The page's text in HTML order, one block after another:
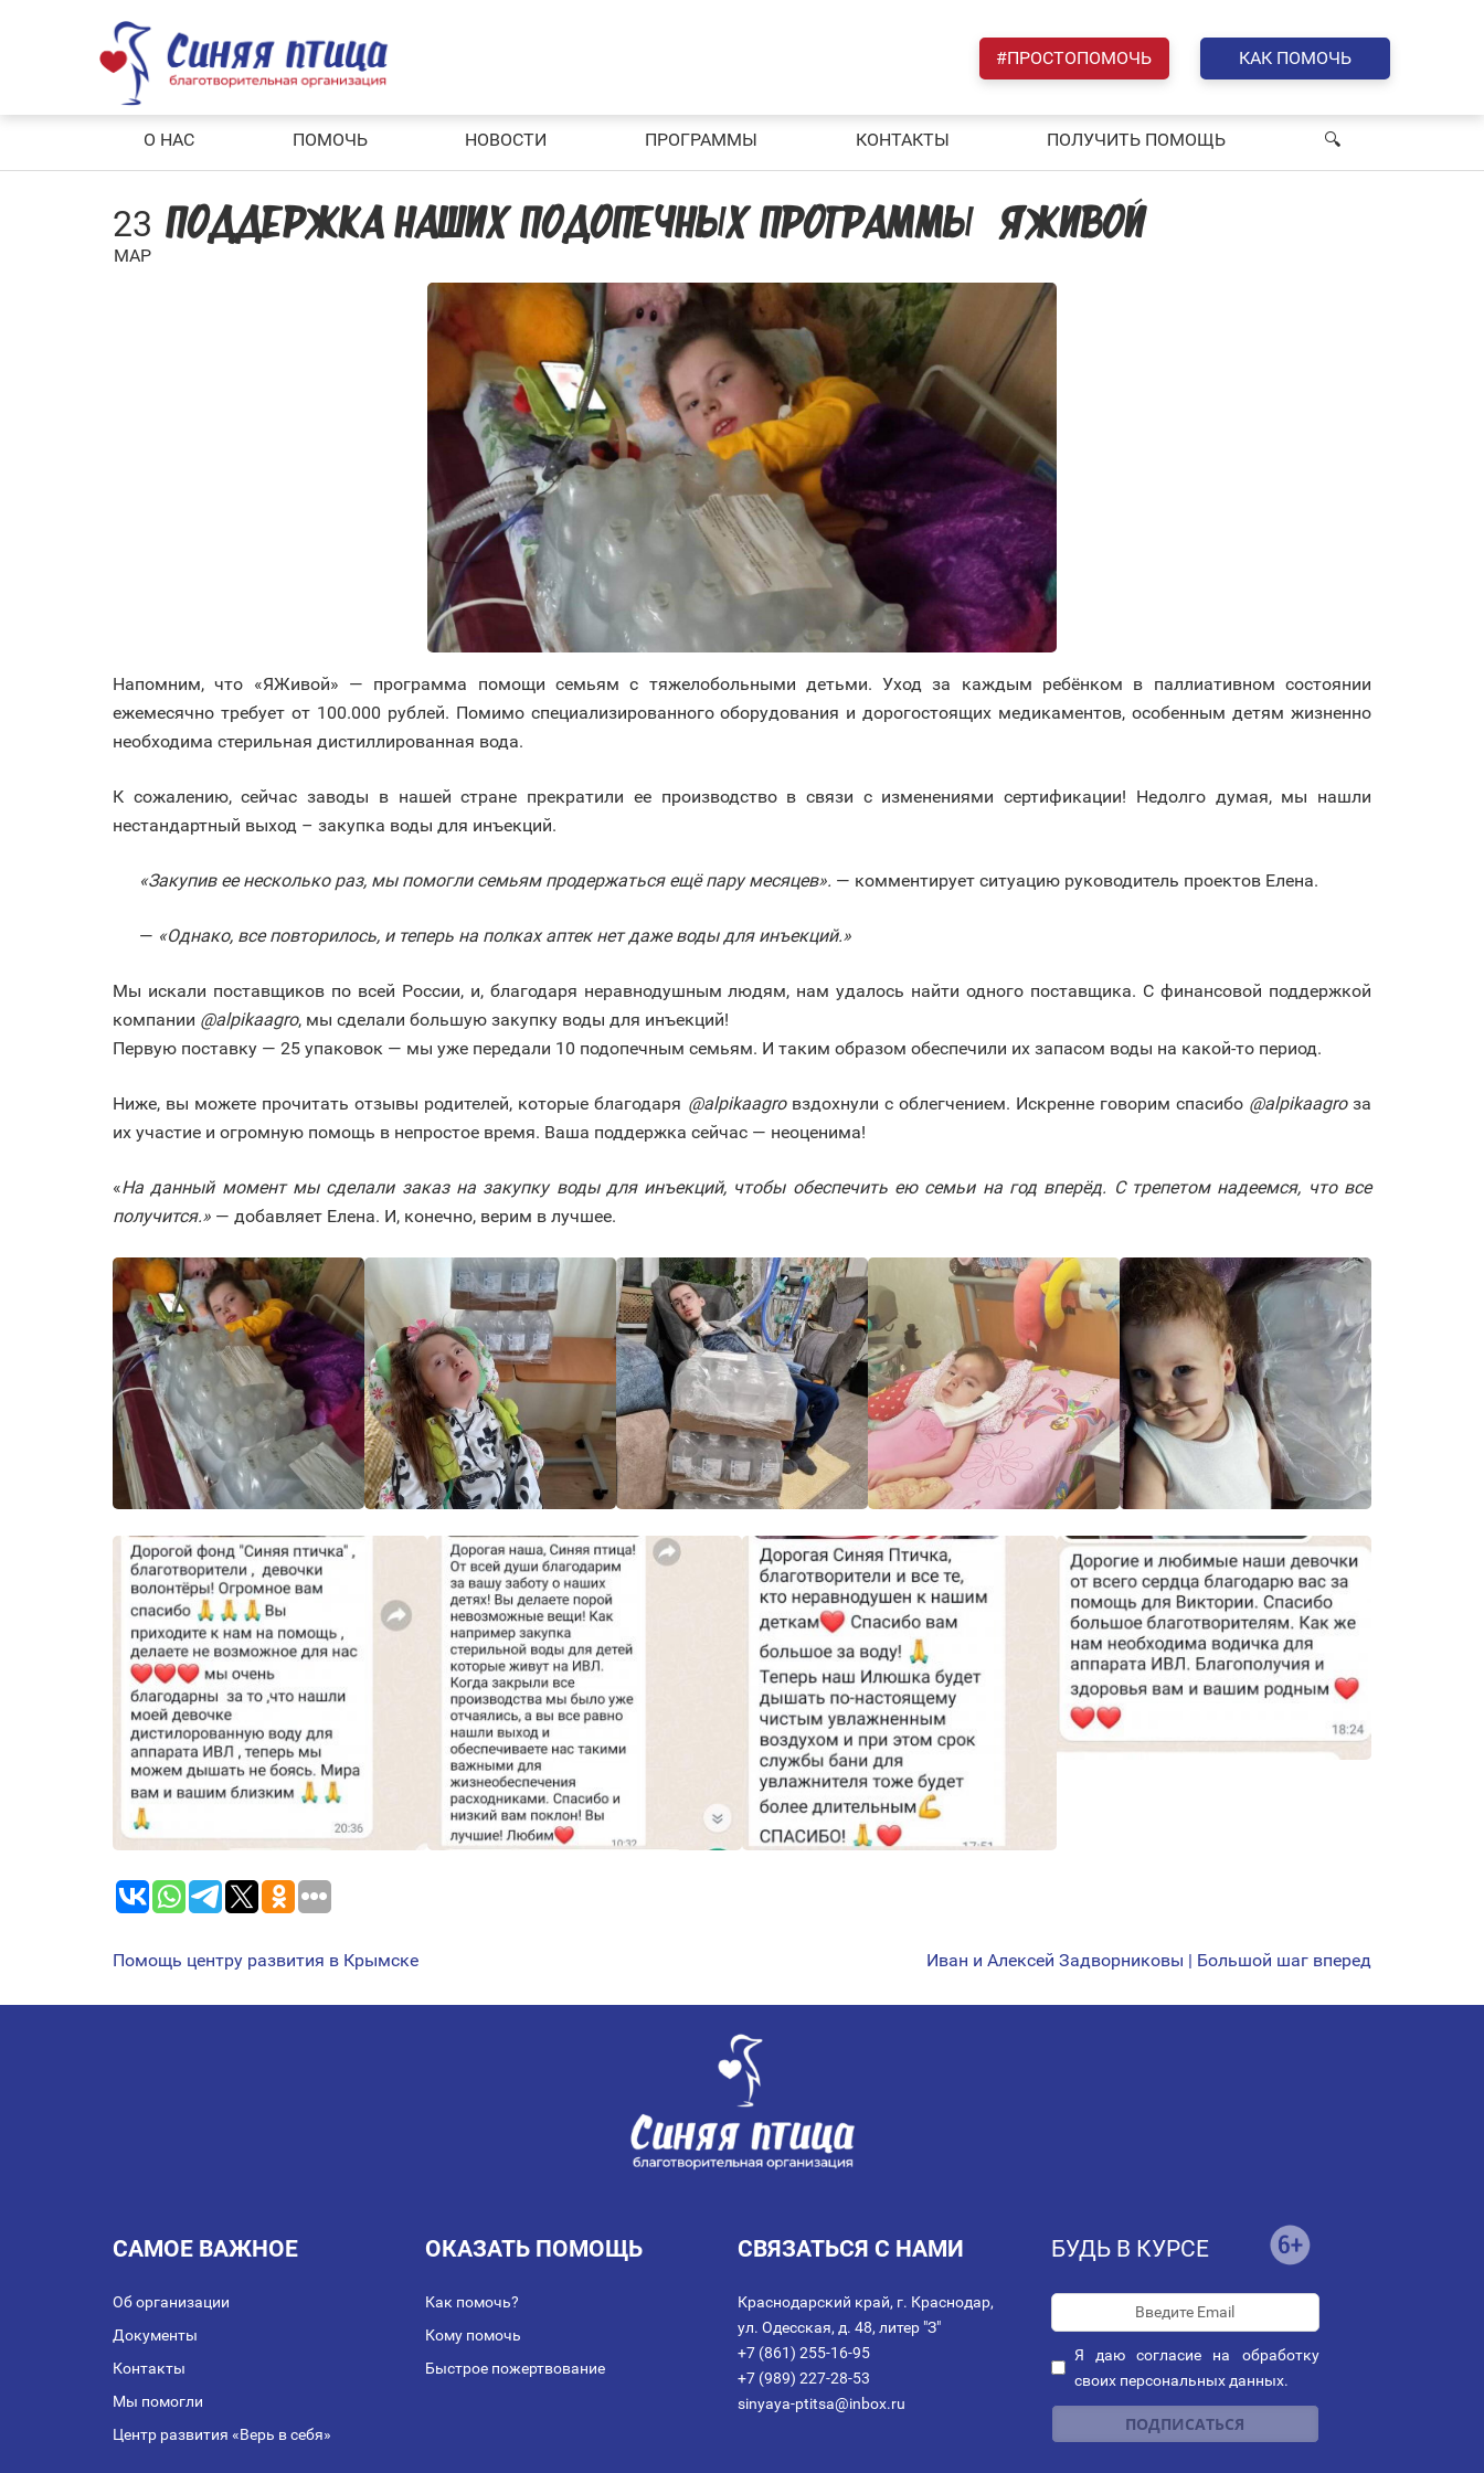
#ПРОСТОПОМОЧЬ КАК ПОМОЧЬ
О НАС ПОМОЧЬ НОВОСТИ ПРОГРАММЫ КОНТАКТЫ ПОЛУЧИТЬ ПОМОЩЬ 🔍︎
23
МАР
ПОДДЕРЖКА НАШИХ ПОДОПЕЧНЫХ ПРОГРАММЫ «ЯЖИВОЙ»
Напомним, что «ЯЖивой» — программа помощи семьям с тяжелобольными детьми. Уход за каждым ребёнком в паллиативном состоянии
ежемесячно требует от 100.000 рублей. Помимо специализированного оборудования и дорогостоящих медикаментов, особенным детям жизненно
необходима стерильная дистиллированная вода.
К сожалению, сейчас заводы в нашей стране прекратили ее производство в связи с изменениями сертификации! Недолго думая, мы нашли
нестандартный выход – закупка воды для инъекций.
«Закупив ее несколько раз, мы помогли семьям продержаться ещё пару месяцев». — комментирует ситуацию руководитель проектов Елена.
— «Однако, все повторилось, и теперь на полках аптек нет даже воды для инъекций.»
Мы искали поставщиков по всей России, и, благодаря неравнодушным людям, нам удалось найти одного поставщика. С финансовой поддержкой
компании @alpikaagro, мы сделали большую закупку воды для инъекций!
Первую поставку — 25 упаковок — мы уже передали 10 подопечным семьям. И таким образом обеспечили их запасом воды на какой-то период.
Ниже, вы можете прочитать отзывы родителей, которые благодаря @alpikaagroвздохнули с облегчением. Искренне говорим спасибо@alpikaagroза
их участие и огромную помощь в непростое время. Ваша поддержка сейчас — неоценима!
«На данный момент мы сделали заказ на закупку воды для инъекций, чтобы обеспечить ею семьи на год вперёд. С трепетом надеемся, что все
получится.» — добавляет Елена. И, конечно, верим в лучшее.
НАВИГАЦИЯ
ПО
Помощь центру развития в Крымске Иван и Алексей Задворниковы | Большой шаг вперед
САМОЕ ВАЖНОЕ
Об организации
Документы
Контакты
Мы помогли
Центр развития «Верь в себя»
ОКАЗАТЬ ПОМОЩЬ
Как помочь?
Кому помочь
Быстрое пожертвование
СВЯЗАТЬСЯ С НАМИ
Краснодарский край, г. Краснодар,
ул. Одесская, д. 48, литер "З"
+7 (861) 255-16-95
+7 (989) 227-28-53
sinyaya-ptitsa@inbox.ru
БУДЬ В КУРСЕ
Я даюсогласие на обработку
своих персональных данных.